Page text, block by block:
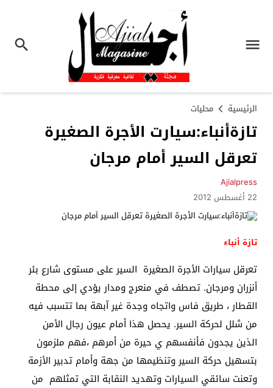
الرئيسية محليات
تازةأنباء:سيارت الأجرة الصغيرة
تعرقل السير أمام مرجان
Ajialpress
22 أغسطس 2012
تازة أنباء
تعرقل سيارات الأجرة الصغيرة السير على مستوى شارع بئر
أنزران ومرجان. تصطف في منعرج ومدار يؤدي إلى محطة
القطار ، طريق فاس واتجاه وجدة غير آبهة بما تتسبب فيه
من شلل لحركة السير. يحصل هذا أمام عيون رجال الأمن
الذين يجدون فأنفسهم ي حيرة من أمرهم ،فهم ملزمون
بتسهيل حركة السير وتنظيمها من جهة وأمام تدبير الأزمة
وتعنت سائقي السيارات وتهديد النقابة التي تمثلهم من